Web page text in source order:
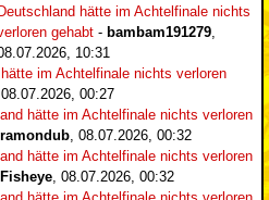
Deutschland hätte im Achtelfinale nichts
gehabt - bambam191279
10:31
im Achtelfinale nichts verloren
08.07.2026, 00:27
hätte im Achtelfinale nichts verloren
ramondub 08.07.2026, 00:32
hätte im Achtelfinale nichts verloren
Fisheye 08.07.2026, 00:32